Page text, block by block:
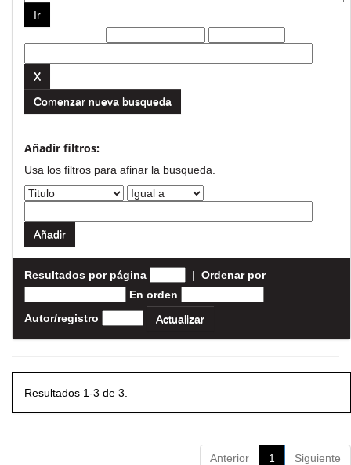
Comenzar nueva busqueda
Añadir filtros:
Usa los filtros para afinar la busqueda.
Resultados por página | Ordenar por
En orden
Autor/registro
Resultados 1-3 de 3.
Anterior 1 Siguiente